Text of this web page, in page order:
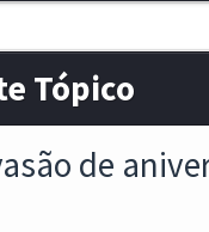
Tópico
de